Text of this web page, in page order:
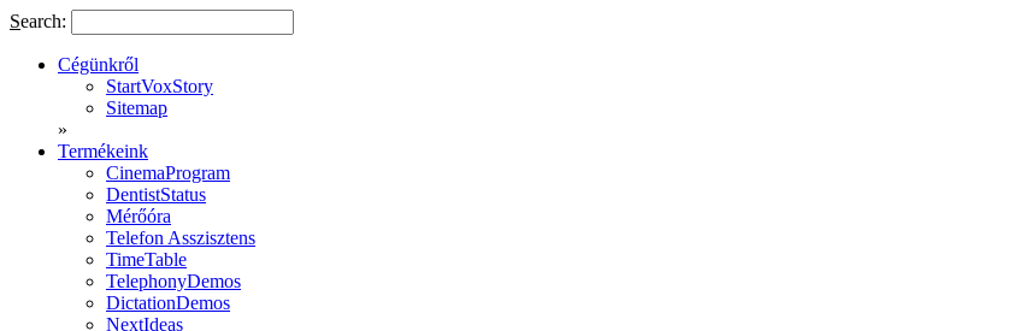
Search:
Cégünkről
StartVoxStory
Sitemap
»
Termékeink
CinemaProgram
DentistStatus
Mérőóra
Telefon Asszisztens
TimeTable
TelephonyDemos
DictationDemos
NextIdeas